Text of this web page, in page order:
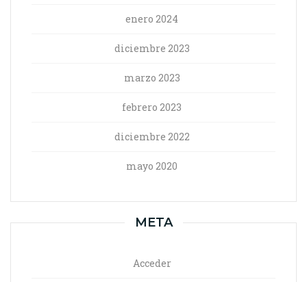
enero 2024
diciembre 2023
marzo 2023
febrero 2023
diciembre 2022
mayo 2020
META
Acceder